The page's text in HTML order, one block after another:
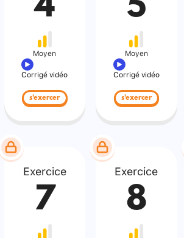
4
Moyen
Corrigé vidéo
s'exercer
5
Moyen
Corrigé vidéo
s'exercer
Exercice
7
Exercice
8